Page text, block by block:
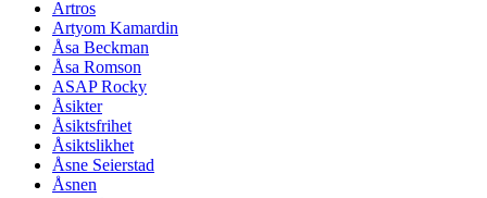
Artros
Artyom Kamardin
Åsa Beckman
Åsa Romson
ASAP Rocky
Åsikter
Åsiktsfrihet
Åsiktslikhet
Åsne Seierstad
Åsnen